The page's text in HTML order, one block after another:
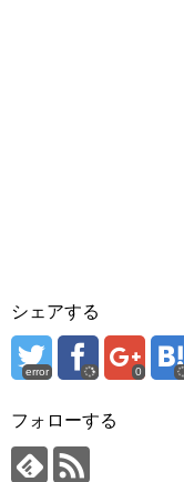
シェアする
error 0
フォローする